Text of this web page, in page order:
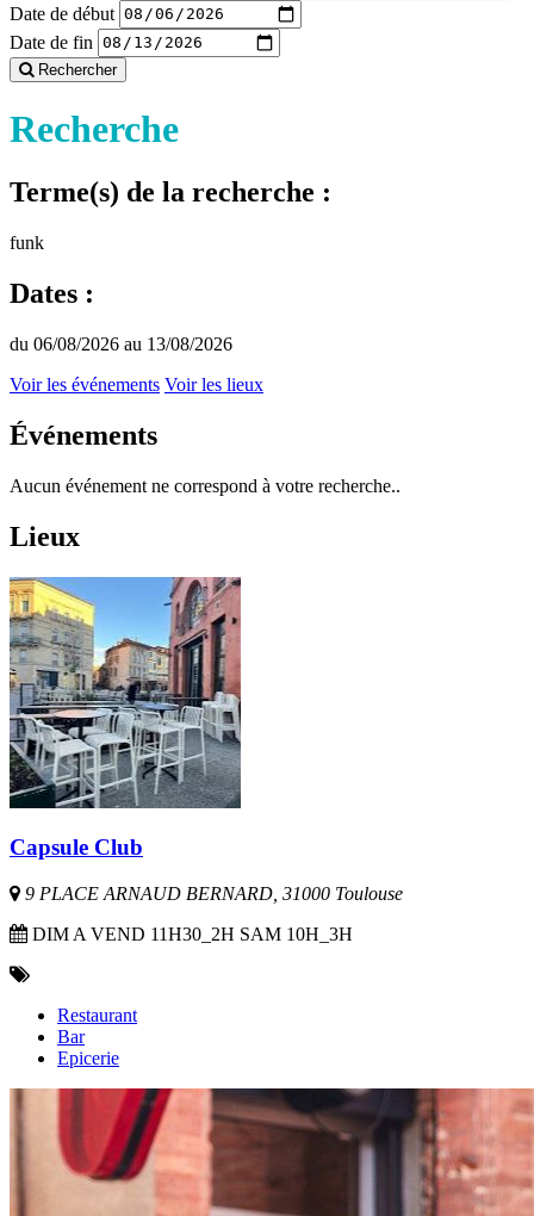
Date de début
Date de fin
Rechercher
Recherche
Terme(s) de la recherche :
funk
Dates :
du 06/08/2026 au 13/08/2026
Voir les événements Voir les lieux
Événements
Aucun événement ne correspond à votre recherche..
Lieux
Capsule Club
9 PLACE ARNAUD BERNARD, 31000 Toulouse
DIM A VEND 11H30_2H SAM 10H_3H
Restaurant
Bar
Epicerie